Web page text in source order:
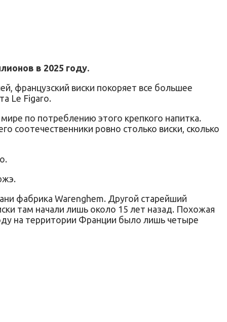
в 2025 году.
французский виски покоряет все большее
Le Figaro.
по потреблению этого крепкого напитка.
ровно столько виски, сколько
фабрика Warenghem. Другой старейший
там начали лишь около 15 лет назад. Похожая
на территории Франции было лишь четыре